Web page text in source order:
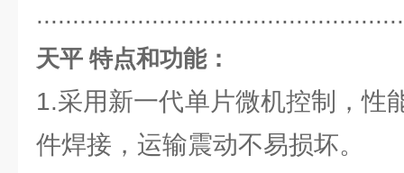
天平 特点和功能：
1.采用新一代单片微机控制，性
件焊接，运输震动不易损坏。